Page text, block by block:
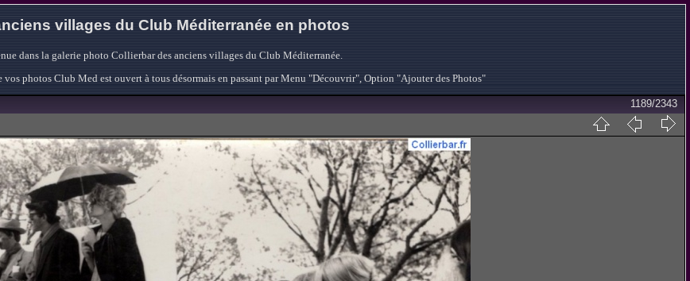
villages du Club Méditerranée en photos
dans la galerie photo Collierbar des anciens villages du Club Méditerranée.
photos Club Med est ouvert à tous désormais en passant par Menu "Découvrir", Option "Ajouter des Photos"
1189/2343